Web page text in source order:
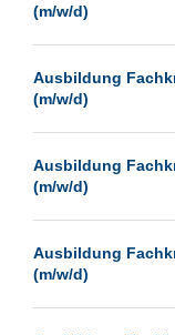
Kassel
Laatzen
Leipzig
Magdeburg
(m/w/d)
Ausbildung
(m/w/d)
Ausbildung
(m/w/d)
Ausbildung
(m/w/d)